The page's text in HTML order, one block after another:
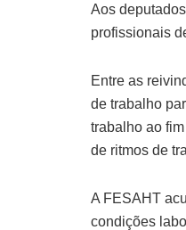
Aos
profissionais
Entre as
de trabalho
trabalho ao
de ritmos de
A FESAHT
condições